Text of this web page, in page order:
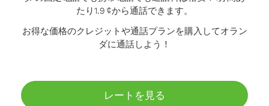
たり1.9 ¢から通話できます。
お得な価格のクレジットや通話プランを購入してオラン
ダに通話しよう！
レートを見る